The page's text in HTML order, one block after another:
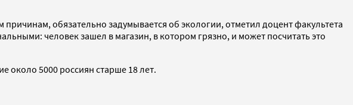
обязательно задумывается об экологии, отметил доцент факультета
человек зашел в магазин, в котором грязно, и может посчитать это
около 5000 россиян старше 18 лет.